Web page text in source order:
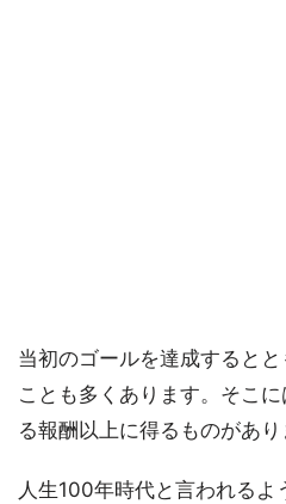
当初のゴールを達成すると
ことも多くあります。そこ
る報酬以上に得るものがあり
人生100年時代と言われるよ